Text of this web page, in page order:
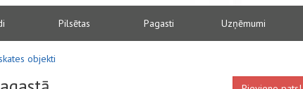
Pilsētas Pagasti Uzņēmumi
objekti